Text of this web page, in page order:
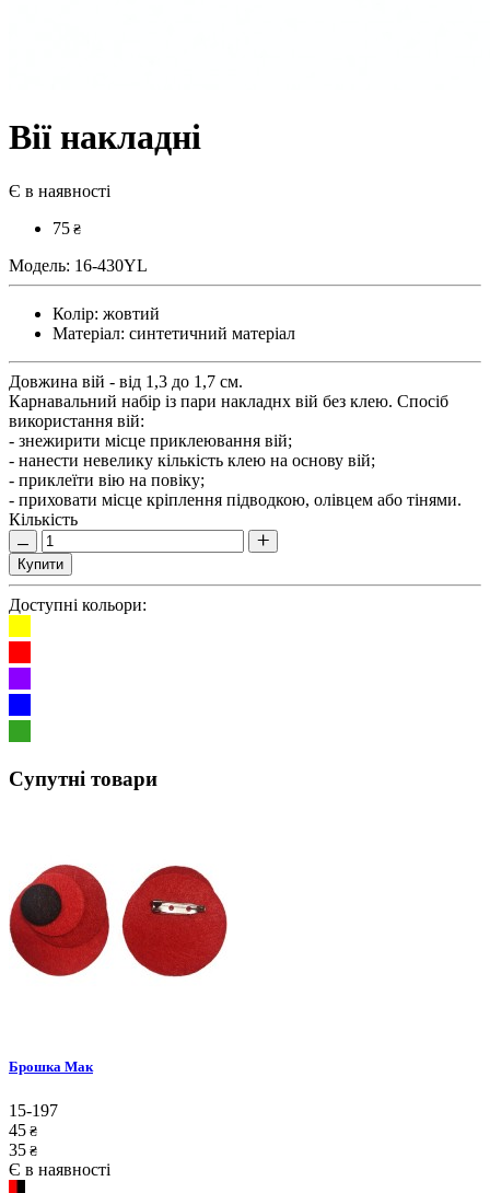
Вії накладні
Є в наявності
75 ₴
Модель: 16-430YL
Колір: жовтий
Матеріал: синтетичний матеріал
Довжина вій - від 1,3 до 1,7 см.
Карнавальний набір із пари накладнх вій без клею. Спосіб
використання вій:
- знежирити місце приклеювання вій;
- нанести невелику кількість клею на основу вій;
- приклеїти вію на повіку;
- приховати місце кріплення підводкою, олівцем або тінями.
Кількість
Купити
Доступні кольори:
Супутні товари
Брошка Мак
15-197
45 ₴
35 ₴
Є в наявності